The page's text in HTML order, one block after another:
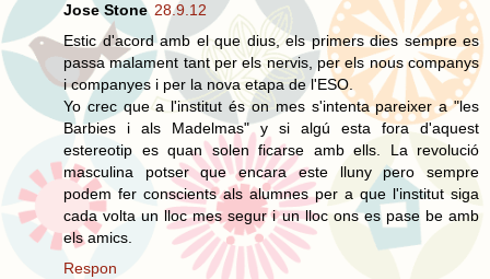
Jose Stone 28.9.12
Estic d'acord amb el que dius, els primers dies sempre es
passa malament tant per els nervis, per els nous companys
i companyes i per la nova etapa de l'ESO.
Yo crec que a l'institut és on mes s'intenta pareixer a "les
Barbies i als Madelmas" y si algú esta fora d'aquest
estereotip es quan solen ficarse amb ells. La revolució
masculina potser que encara este lluny pero sempre
podem fer conscients als alumnes per a que l'institut siga
cada volta un lloc mes segur i un lloc ons es pase be amb
els amics.
Respon